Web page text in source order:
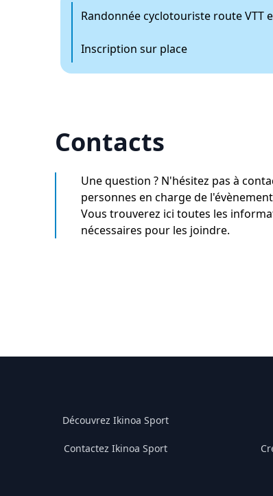
Randonnée cyclotouriste route VTT
Inscription sur place
Contacts
Une question ? N'hésitez pas à
personnes en charge de
Vous trouverez ici toutes les
nécessaires pour les joindre.
Découvrez Ikinoa Sport
Contactez Ikinoa Sport